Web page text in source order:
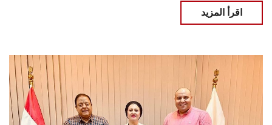
اقرأ المزيد